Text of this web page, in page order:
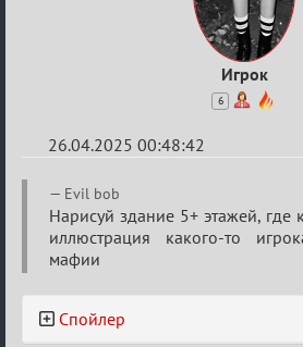
Игрок
6
26.04.2025 00:48:42
Re:
Sweet
⚡Evil
Evil bob
Нарисуй здание 5+ этажей, где
иллюстрация какого-то
мафии
Спойлер